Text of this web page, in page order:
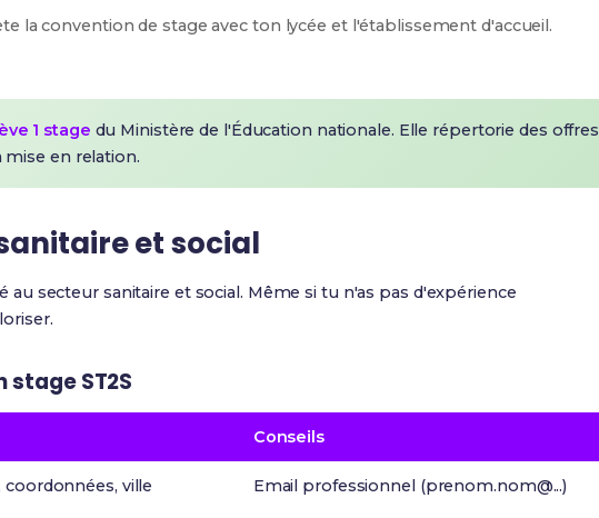
la convention de stage avec ton lycée et l'établissement d'accueil.
1 stage du Ministère de l'Éducation nationale. Elle répertorie des offres
mise en relation.
et social
au secteur sanitaire et social. Même si tu n'as pas d'expérience
ST2S
Conseils
coordonnées, ville Email professionnel (prenom.nom@...)